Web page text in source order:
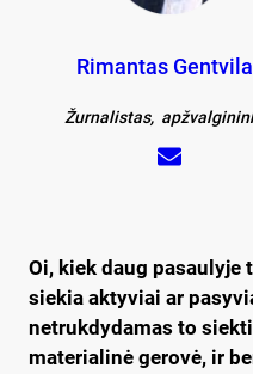
Rimantas
Žurnalistas,
Oi, kiek daug pasaulyje
siekia aktyviai ar
netrukdydamas to
materialinė gerovė, ir